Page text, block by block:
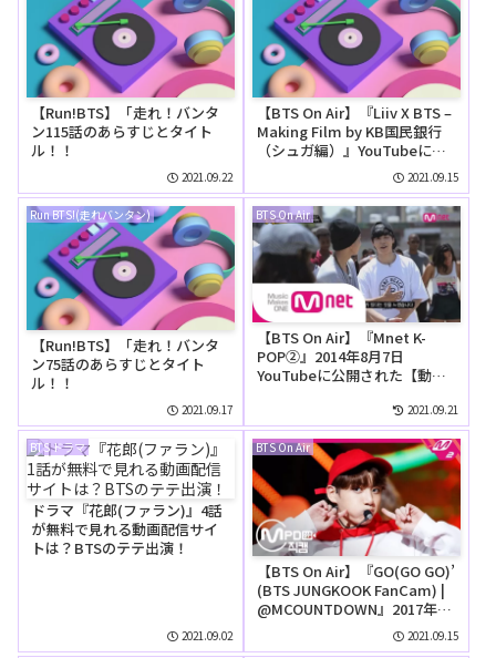
【Run!BTS】「走れ！バンタ
ン115話のあらすじとタイト
ル！！
2021.09.22
【BTS On Air】『Liiv X BTS –
Making Film by KB国民銀行
（シュガ編）』YouTubeに公
2021.09.15
Run BTS!(走れバンタン)
【Run!BTS】「走れ！バンタ
ン75話のあらすじとタイト
ル！！
2021.09.17
BTS On Air
【BTS On Air】『Mnet K-
POP②』2014年8月7日
YouTubeに公開された【動
2021.09.21
BTS ドラマ
ドラマ『花郎(ファラン)』4話
が無料で見れる動画配信サイ
トは？BTSのテテ出演！
2021.09.02
BTS On Air
【BTS On Air】『GO(GO GO)’
(BTS JUNGKOOK FanCam) |
@MCOUNTDOWN』2017年9
月28日YouTubeに公開された
【動画】
2021.09.15